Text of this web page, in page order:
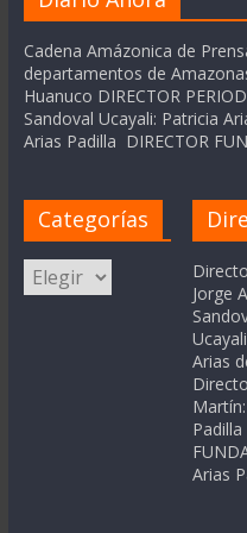
Cadena Amázonica de
departamentos de
Huanuco DIRECTOR
Sandoval Ucayali: Patricia
Arias Padilla DIRECTOR
Categorías
Categorías
Jorge
Arias
Padilla
Arias